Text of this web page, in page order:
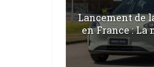
Lancement de
en France : La